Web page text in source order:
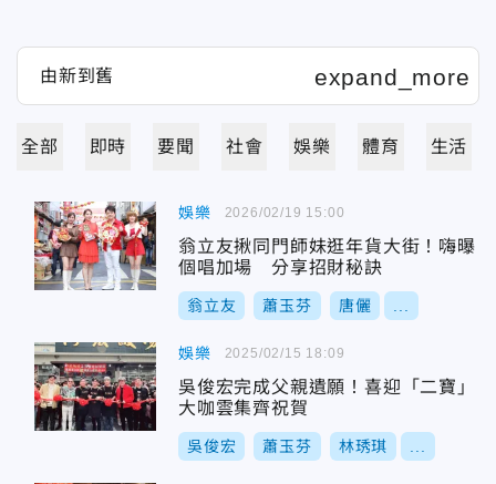
全部 即時 要聞 社會 娛樂 體育 生活
娛樂
翁立友揪同門師妹逛年貨大街！嗨曝
個唱加場 分享招財秘訣
翁立友 蕭玉芬 唐儷
2026/02/19 15:00
娛樂
吳俊宏完成父親遺願！喜迎「二寶」
大咖雲集齊祝賀
吳俊宏 蕭玉芬 林琇琪
2025/02/15 18:09